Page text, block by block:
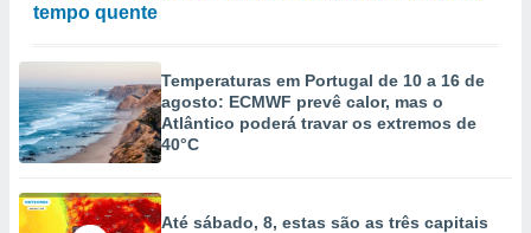
tempo quente
Temperaturas em Portugal de 10 a 16 de
agosto: ECMWF prevê calor, mas o
Atlântico poderá travar os extremos de
40°C
Até sábado, 8, estas são as três capitais